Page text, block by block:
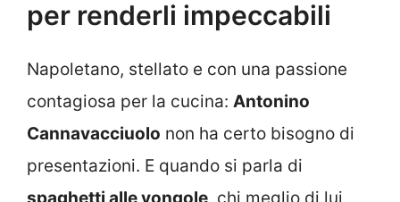
per renderli impeccabili
Napoletano, stellato e con una passione
contagiosa per la cucina: Antonino
Cannavacciuolo non ha certo bisogno di
presentazioni. E quando si parla di